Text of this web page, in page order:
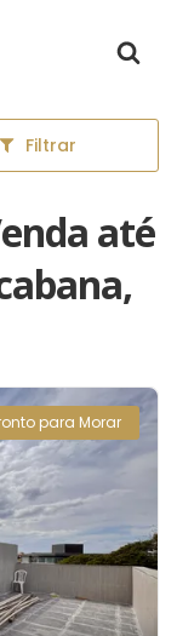
Filtrar
até
para Morar